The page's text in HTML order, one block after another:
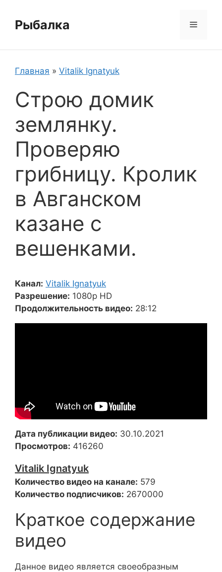
содержимому
Рыбалка Меню
Главная » Vitalik Ignatyuk
Строю домик
землянку.
Проверяю
грибницу. Кролик
в Авганском
казане с
вешенками.
Канал: Vitalik Ignatyuk
Разрешение: 1080p HD
Продолжительность видео: 28:12
Дата публикации видео: 30.10.2021
Просмотров: 416260
Vitalik Ignatyuk
Количество видео на канале: 579
Количество подписчиков: 2670000
Краткое содержание
видео
Данное видео является своеобразным